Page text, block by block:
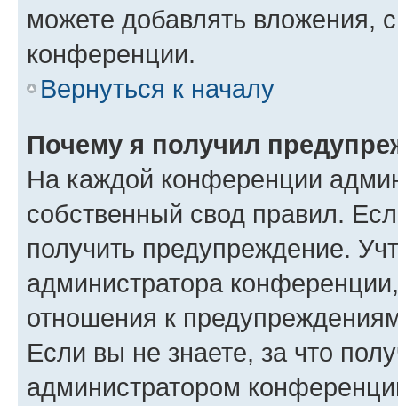
можете добавлять вложения,
конференции.
Вернуться к началу
Почему я получил
На каждой конференции
собственный свод правил.
получить предупреждение.
администратора
отношения к
Если вы не знаете, за что
администратором